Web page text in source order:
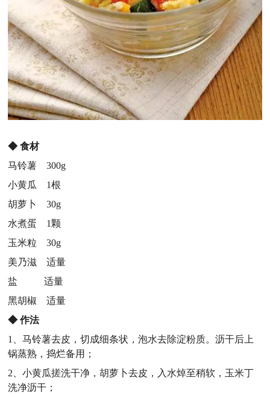
◆食材
马铃薯 300g
小黄瓜 1根
胡萝卜 30g
水煮蛋 1颗
玉米粒 30g
美乃滋 适量
盐 适量
黑胡椒 适量
◆作法
1、马铃薯去皮，切成细条状，泡水去除淀粉质。沥干后上
锅蒸熟，捣烂备用；
2、小黄瓜搓洗干净，胡萝卜去皮，入水焯至稍软，玉米丁
洗净沥干；